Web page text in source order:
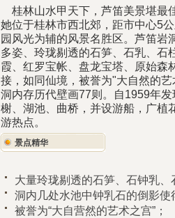
桂林山水甲天下，芦笛美景堪最
她位于桂林市西北郊，距市中心5
园风光为辅的风景名胜区。芦笛岩
多姿、玲珑剔透的石笋、石乳、石
霞、红罗宝帐、盘龙宝塔、原始森
接，如同仙境，被誉为"大自然的
洞内存历代壁画77则。自1959年
榭、湖池、曲桥，并设游船，广植
游热点。
景点精华
大量玲珑剔透的石笋、石钟乳
洞内几处水池中钟乳石的倒影
被誉为“大自营然的艺术之宫”；